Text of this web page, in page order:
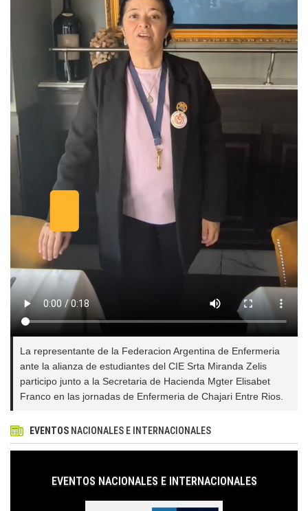
La representante de la Federacion Argentina de Enfermeria
ante la alianza de estudiantes del CIE Srta Miranda Zelis
participo junto a la Secretaria de Hacienda Mgter Elisabet
Franco en las jornadas de Enfermeria de Chajari Entre Rios.
EVENTOS NACIONALES E INTERNACIONALES
EVENTOS NACIONALES E INTERNACIONALES